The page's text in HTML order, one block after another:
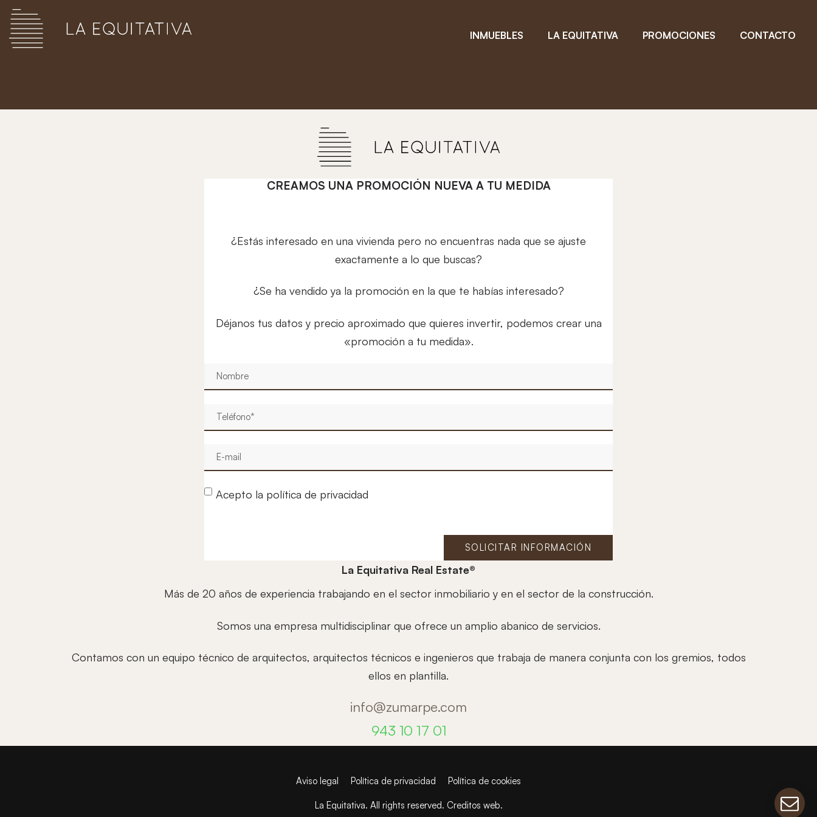
INMUEBLES LA EQUITATIVA PROMOCIONES CONTACTO
CREAMOS UNA PROMOCIÓN NUEVA A TU MEDIDA
¿Estás interesado en una vivienda pero no encuentras nada que se ajuste
exactamente a lo que buscas?
¿Se ha vendido ya la promoción en la que te habías interesado?
Déjanos tus datos y precio aproximado que quieres invertir, podemos crear una
«promoción a tu medida».
Acepto la política de privacidad
SOLICITAR INFORMACIÓN
La Equitativa Real Estate®
Más de 20 años de experiencia trabajando en el sector inmobiliario y en el sector de la construcción.
Somos una empresa multidisciplinar que ofrece un amplio abanico de servicios.
Contamos con un equipo técnico de arquitectos, arquitectos técnicos e ingenieros que trabaja de manera conjunta con los gremios, todos
ellos en plantilla.
info@zumarpe.com
943 10 17 01
Aviso legal Política de privacidad Política de cookies
La Equitativa. All rights reserved. Creditos web.